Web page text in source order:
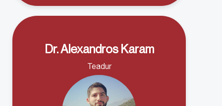
Dr. Alexandros Karam
Teadur